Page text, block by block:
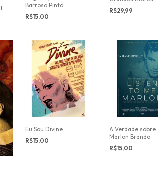
Barroso Pinto
R$15,00
R$29,99
Eu Sou Divine
R$15,00
A Verdade sobre
Marlon Brando
R$15,00